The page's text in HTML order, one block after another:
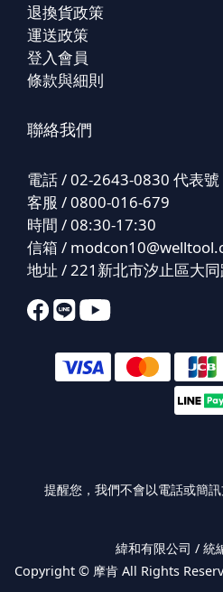
退換貨政策
運送政策
登入會員
條款與細則
聯絡我們
電話 / 02-2643-0830 代表號
客服 / 0800-016-679
時間 / 08:30-17:30
信箱 /
地址 / 221新北市汐止區大
提醒您，我們不會以電話或簡訊
緯和有限公司 / 統
Copyright © 摩肯 All Rights